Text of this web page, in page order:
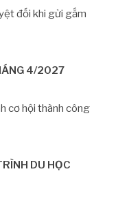
đối khi gửi gắm
4/2027
cơ hội thành công
DU HỌC